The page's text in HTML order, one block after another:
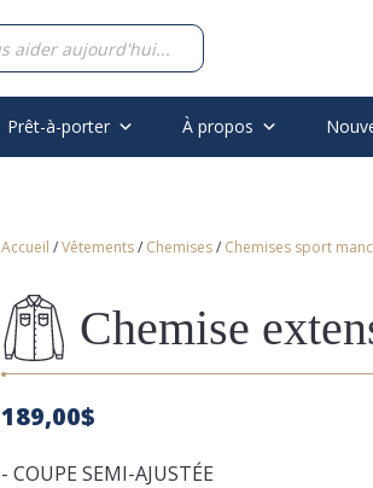
Prêt-à-porter À propos
Accueil /Vêtements/ Chemises/ Chemises sport
Chemise
189,00$
- COUPE SEMI-AJUSTÉE